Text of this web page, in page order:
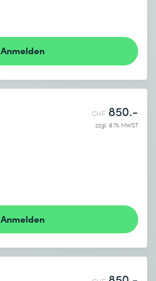
Anmelden
CHF 850.-
zzgl. 8.1% MWST
Anmelden